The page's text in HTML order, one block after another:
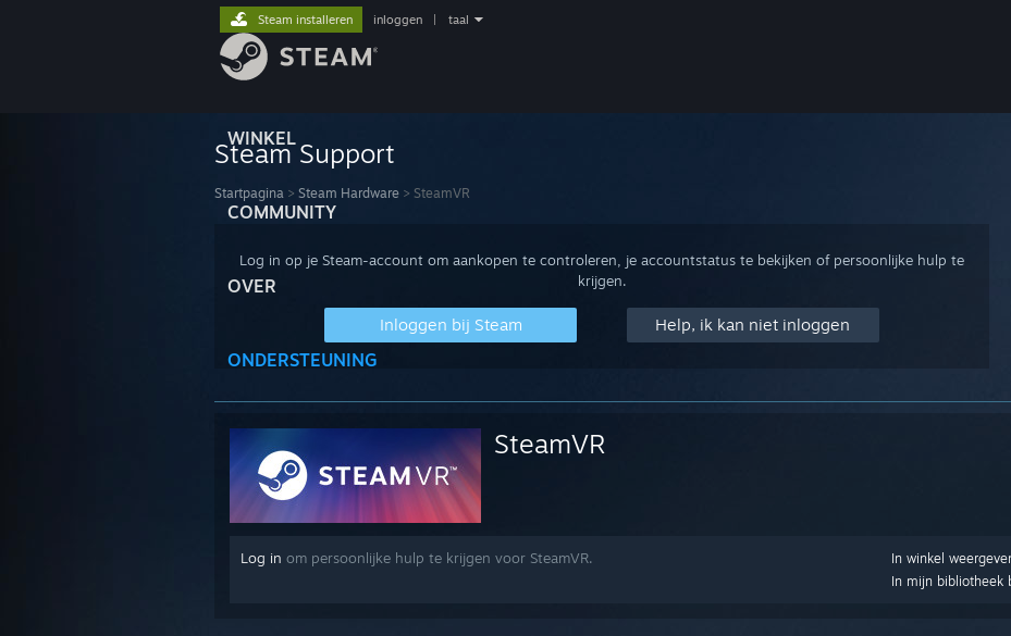
WINKEL
COMMUNITY
OVER
ONDERSTEUNING
Steam installeren inloggen taal
Steam Support
Startpagina > Steam Hardware > SteamVR
Log in op je Steam-account om aankopen te controleren, je accountstatus te bekijken of persoonlijke hulp te
krijgen.
Inloggen bij Steam Help, ik kan niet inloggen
SteamVR
In winkel
In mijn bibliotheek
Log in om persoonlijke hulp te krijgen voor SteamVR.